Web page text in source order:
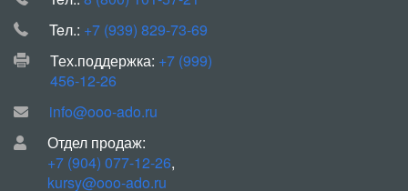
Teл.: +7 (939) 829-73-69
Тех.поддержка: +7 (999)
456-12-26
info@ooo-ado.ru
Отдел продаж:
+7 (904) 077-12-26,
kursy@ooo-ado.ru